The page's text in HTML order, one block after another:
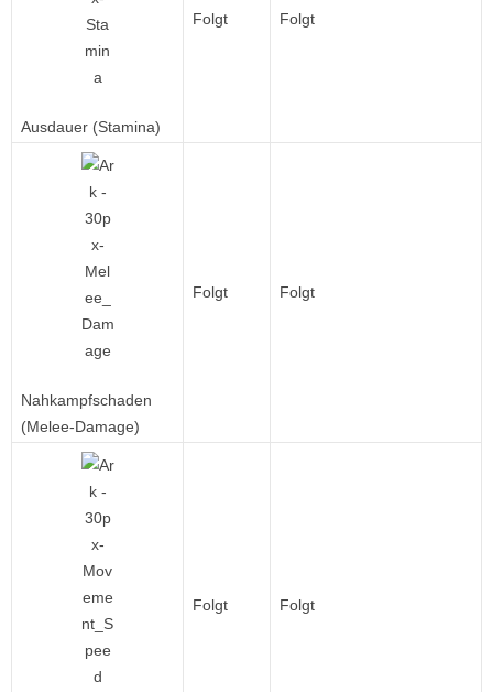
Ausdauer (Stamina)
Folgt Folgt
Nahkampfschaden
(Melee-Damage)
Folgt Folgt
Folgt Folgt